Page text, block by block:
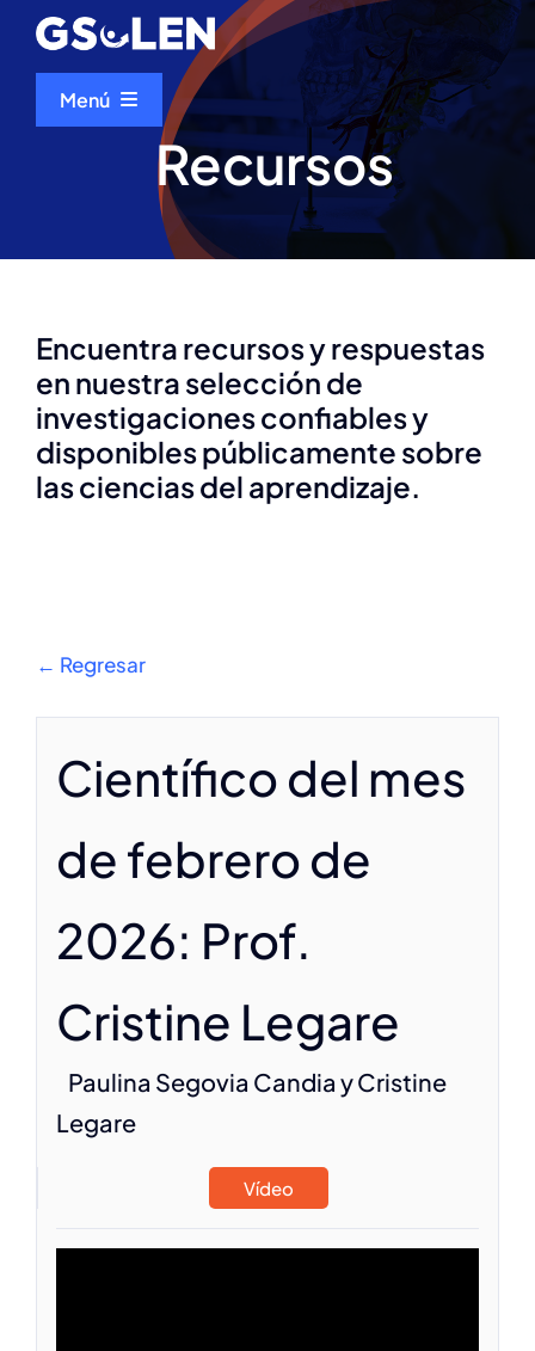
Menú
Quiénes somos
Recursos
Talento Científico del mes
Spanish
Recursos
Encuentra recursos y respuestas
en nuestra selección de
investigaciones confiables y
disponibles públicamente sobre
las ciencias del aprendizaje.
← Regresar
Científico del mes
de febrero de
2026: Prof.
Cristine Legare
Paulina Segovia Candia y Cristine
Legare
Vídeo